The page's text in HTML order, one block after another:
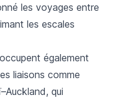
les voyages entre
les escales
également
liaisons comme
qui